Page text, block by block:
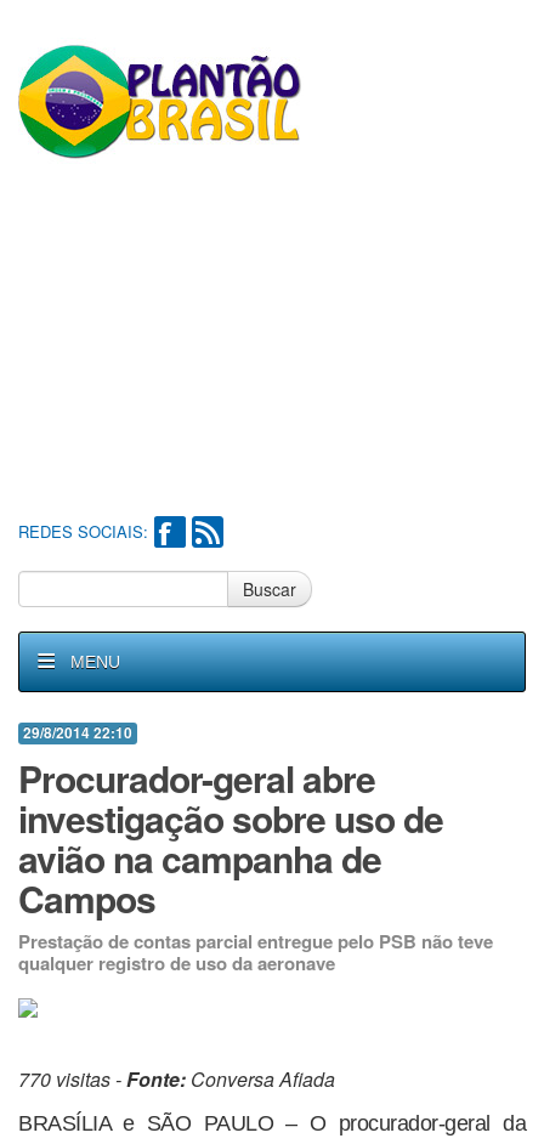
REDES SOCIAIS:
Buscar
MENU
29/8/2014 22:10
Procurador-geral abre
investigação sobre uso de
avião na campanha de
Campos
Prestação de contas parcial entregue pelo PSB não teve
qualquer registro de uso da aeronave
770 visitas -Fonte: Conversa Afiada
BRASÍLIA e SÃO PAULO – O procurador-geral da